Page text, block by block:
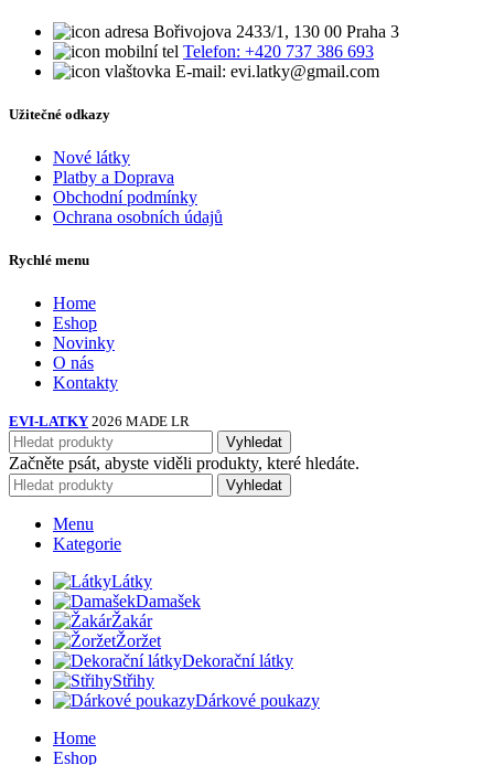
Bořivojova 2433/1, 130 00 Praha 3
Telefon: +420 737 386 693
E-mail: evi.latky@gmail.com
Užitečné odkazy
Nové látky
Platby a Doprava
Obchodní podmínky
Ochrana osobních údajů
Rychlé menu
Home
Eshop
Novinky
O nás
Kontakty
EVI-LATKY 2026 MADE LR
Vyhledat
Začněte psát, abyste viděli produkty, které hledáte.
Vyhledat
Menu
Kategorie
Látky
Damašek
Žakár
Žoržet
Dekorační látky
Střihy
Dárkové poukazy
Home
Eshop